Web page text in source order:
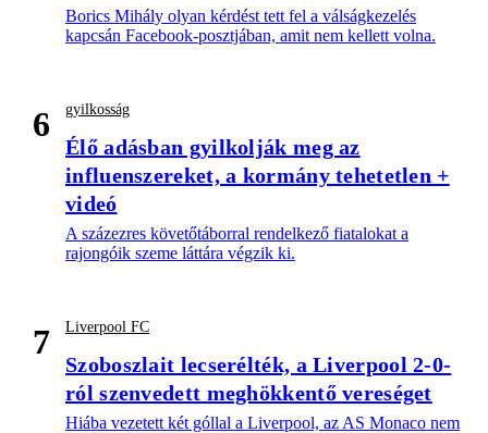
Borics Mihály olyan kérdést tett fel a válságkezelés
kapcsán Facebook-posztjában, amit nem kellett volna.
6 gyilkosság
Élő adásban gyilkolják meg az
influenszereket, a kormány tehetetlen +
videó
A százezres követőtáborral rendelkező fiatalokat a
rajongóik szeme láttára végzik ki.
7 Liverpool FC
Szoboszlait lecserélték, a Liverpool 2-0-
ról szenvedett meghökkentő vereséget
Hiába vezetett két góllal a Liverpool, az AS Monaco nem